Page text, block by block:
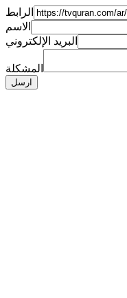
الرابط
الاسم
البريد الإلكتروني
المشكلة
ارسل